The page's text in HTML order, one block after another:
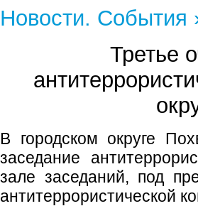
Новости. События
Третье
В городском округе
заседание
зале заседаний, под
антитеррористической